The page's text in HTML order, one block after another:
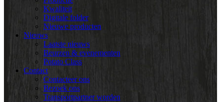
Kwaliteit
Digitale folder
Nieuwe producten
Nieuws
Laatste nieuws
Beurzen & evenementen
Potato Class
Contact
Contacteer ons
Bezoek ons
Transportpartner worden